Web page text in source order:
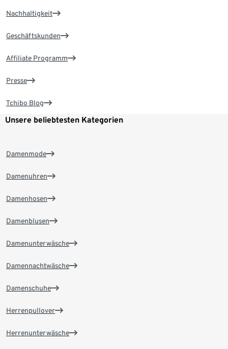
Nachhaltigkeit
Geschäftskunden
Affiliate Programm
Presse
Tchibo Blog
Unsere beliebtesten Kategorien
Damenmode
Damenuhren
Damenhosen
Damenblusen
Damenunterwäsche
Damennachtwäsche
Damenschuhe
Herrenpullover
Herrenunterwäsche